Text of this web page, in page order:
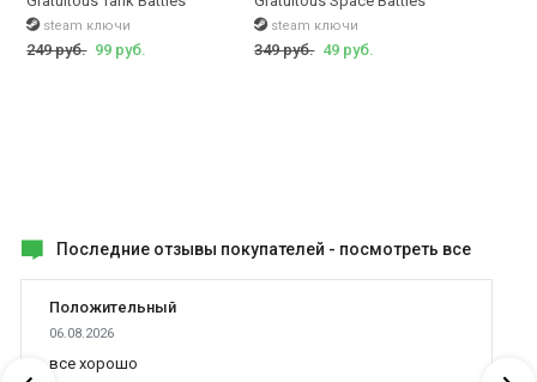
steam ключи
249 руб. 99 руб.
steam ключи
349 руб. 49 руб.
Последние отзывы покупателей - посмотреть все
Положительный
06.08.2026
все хорошо